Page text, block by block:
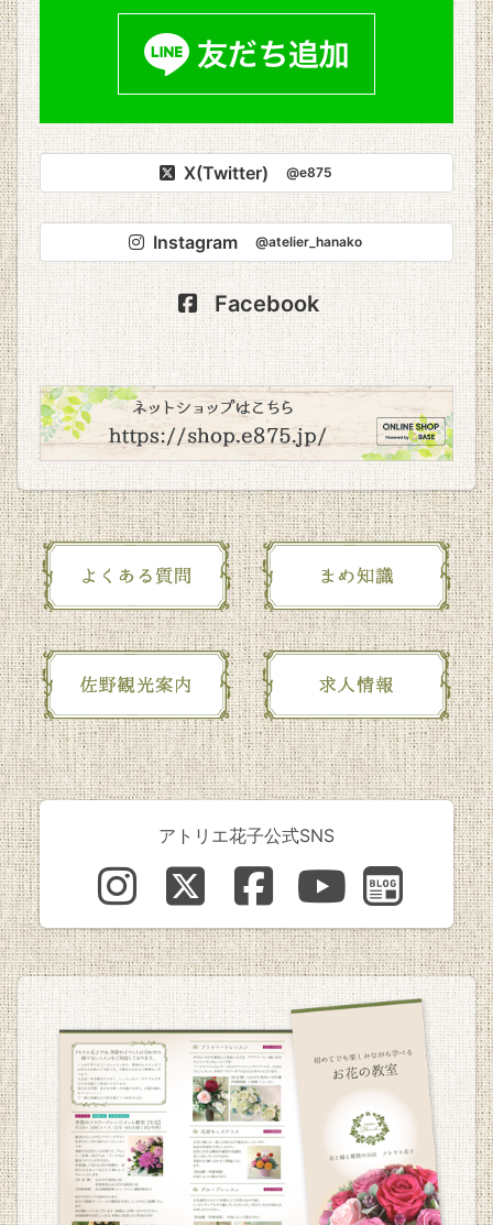
X(Twitter) @e875
Instagram @atelier_hanako
Facebook
アトリエ花子公式SNS